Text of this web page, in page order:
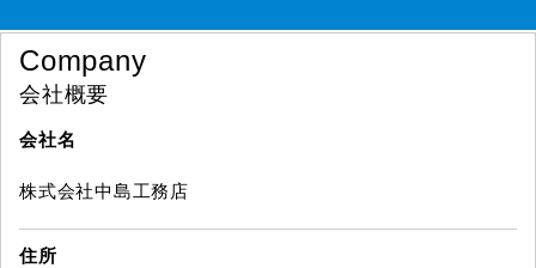
Company
会社概要
会社名
株式会社中島工務店
住所